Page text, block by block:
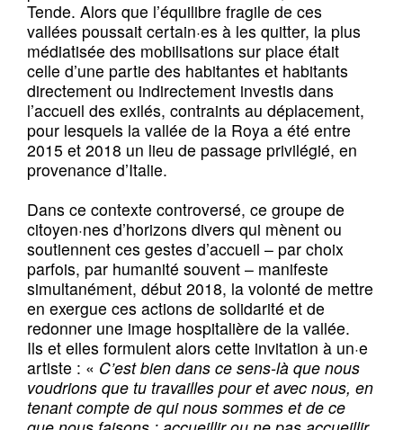
Tende. Alors que l’équilibre fragile de ces
vallées poussait certain·es à les quitter, la plus
médiatisée des mobilisations sur place était
celle d’une partie des habitantes et habitants
directement ou indirectement investis dans
l’accueil des exilés, contraints au déplacement,
pour lesquels la vallée de la Roya a été entre
2015 et 2018 un lieu de passage privilégié, en
provenance d’Italie.
Dans ce contexte controversé, ce groupe de
citoyen·nes d’horizons divers qui mènent ou
soutiennent ces gestes d’accueil – par choix
parfois, par humanité souvent – manifeste
simultanément, début 2018, la volonté de mettre
en exergue ces actions de solidarité et de
redonner une image hospitalière de la vallée.
Ils et elles formulent alors cette invitation à un·e
artiste : « C’est bien dans ce sens-là que nous
voudrions que tu travailles pour et avec nous, en
tenant compte de qui nous sommes et de ce